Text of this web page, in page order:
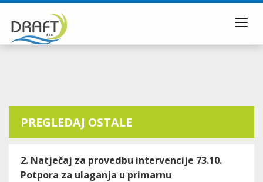
PREGLEDAJ OSTALE
2. Natječaj za provedbu intervencije 73.10.
Potpora za ulaganja u primarnu